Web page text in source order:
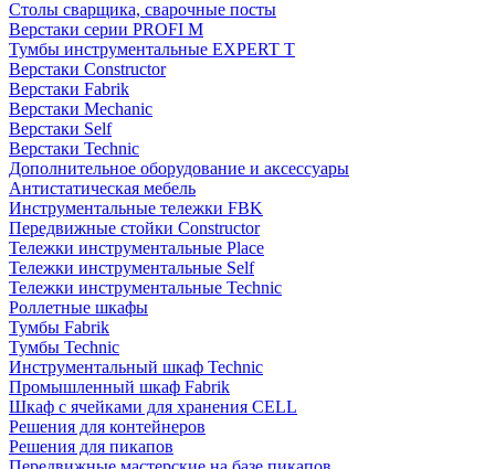
Столы сварщика, сварочные посты
Верстаки серии PROFI M
Тумбы инструментальные EXPERT T
Верстаки Constructor
Верстаки Fabrik
Верстаки Mechanic
Верстаки Self
Верстаки Technic
Дополнительное оборудование и аксессуары
Антистатическая мебель
Инструментальные тележки FBK
Передвижные стойки Constructor
Тележки инструментальные Place
Тележки инструментальные Self
Тележки инструментальные Technic
Роллетные шкафы
Тумбы Fabrik
Тумбы Technic
Инструментальный шкаф Technic
Промышленный шкаф Fabrik
Шкаф с ячейками для хранения CELL
Решения для контейнеров
Решения для пикапов